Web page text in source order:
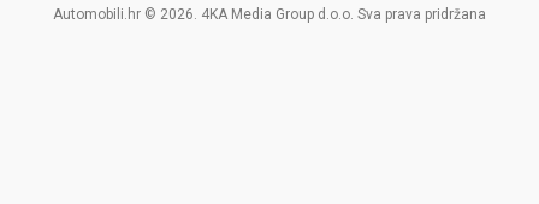
Automobili.hr © 2026. 4KA Media Group d.o.o. Sva prava pridržana